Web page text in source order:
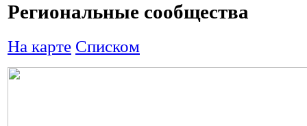
Региональные сообщества
На карте Списком